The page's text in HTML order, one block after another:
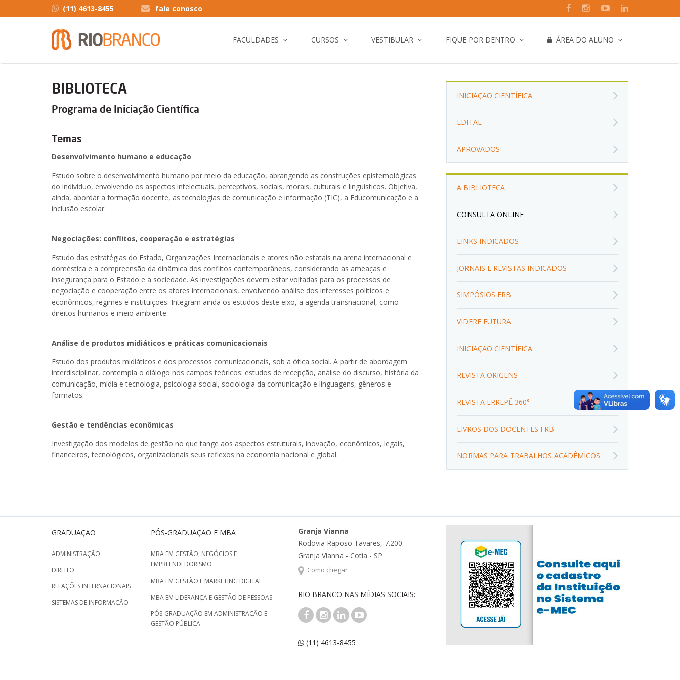
(11) 4613-8455 fale conosco
FACULDADES CURSOS VESTIBULAR FIQUE POR DENTRO ÁREA DO ALUNO
BIBLIOTECA
Programa de Iniciação Científica
Temas
Desenvolvimento humano e educação
Estudo sobre o desenvolvimento humano por meio da educação, abrangendo as construções epistemológicas
do indivíduo, envolvendo os aspectos intelectuais, perceptivos, sociais, morais, culturais e linguísticos. Objetiva,
ainda, abordar a formação docente, as tecnologias de comunicação e informação (TIC), a Educomunicação e a
inclusão escolar.
Negociações: conflitos, cooperação e estratégias
Estudo das estratégias do Estado, Organizações Internacionais e atores não estatais na arena internacional e
doméstica e a compreensão da dinâmica dos conflitos contemporâneos, considerando as ameaças e
insegurança para o Estado e a sociedade. As investigações devem estar voltadas para os processos de
negociação e cooperação entre os atores internacionais, envolvendo análise dos interesses políticos e
econômicos, regimes e instituições. Integram ainda os estudos deste eixo, a agenda transnacional, como
direitos humanos e meio ambiente.
Análise de produtos midiáticos e práticas comunicacionais
Estudo dos produtos midiáticos e dos processos comunicacionais, sob a ótica social. A partir de abordagem
interdisciplinar, contempla o diálogo nos campos teóricos: estudos de recepção, análise do discurso, história da
comunicação, mídia e tecnologia, psicologia social, sociologia da comunicação e linguagens, gêneros e
formatos.
Gestão e tendências econômicas
Investigação dos modelos de gestão no que tange aos aspectos estruturais, inovação, econômicos, legais,
financeiros, tecnológicos, organizacionais seus reflexos na economia nacional e global.
INICIAÇÃO CIENTÍFICA
EDITAL
APROVADOS
A BIBLIOTECA
CONSULTA ONLINE
LINKS INDICADOS
JORNAIS E REVISTAS INDICADOS
SIMPÓSIOS FRB
VIDERE FUTURA
INICIAÇÃO CIENTÍFICA
REVISTA ORIGENS
REVISTA ERREPÊ 360°
LIVROS DOS DOCENTES FRB
NORMAS PARA TRABALHOS ACADÊMICOS
GRADUAÇÃO
ADMINISTRAÇÃO
DIREITO
RELAÇÕES INTERNACIONAIS
SISTEMAS DE INFORMAÇÃO
PÓS-GRADUAÇÃO E MBA
MBA EM GESTÃO, NEGÓCIOS E
EMPREENDEDORISMO
MBA EM GESTÃO E MARKETING DIGITAL
MBA EM LIDERANÇA E GESTÃO DE PESSOAS
PÓS-GRADUAÇÃO EM ADMINISTRAÇÃO E
GESTÃO PÚBLICA
Granja Vianna
Rodovia Raposo Tavares, 7.200
Granja Vianna - Cotia - SP
Como chegar
RIO BRANCO NAS MÍDIAS SOCIAIS:
(11) 4613-8455